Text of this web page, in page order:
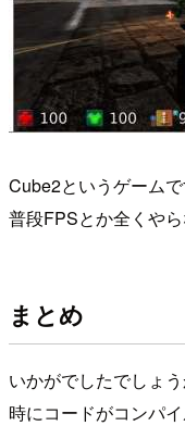
Cube2というゲーム
普段FPSとか全くや
まとめ
いかがでしたでしょ
時にコードがコンパ